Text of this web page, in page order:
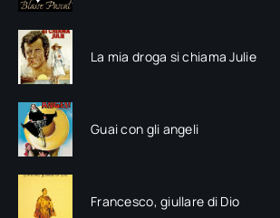
La mia droga si chiama Julie
Guai con gli angeli
Francesco, giullare di Dio